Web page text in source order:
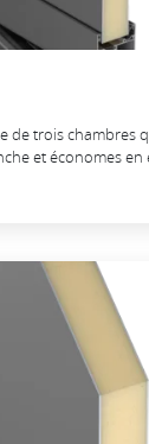
de trois chambres
et économes en